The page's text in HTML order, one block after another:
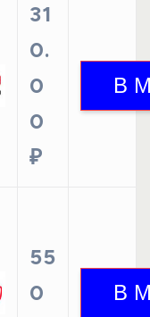
31
0.
0
0
₽
55
0